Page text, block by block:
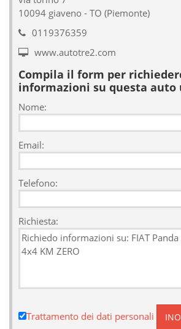
10094 giaveno - TO (Piemonte)
0119376359
www.autotre2.com
Compila il form per
informazioni su questa auto
Nome:
Email:
Telefono:
Richiesta:
Trattamento dei dati personali